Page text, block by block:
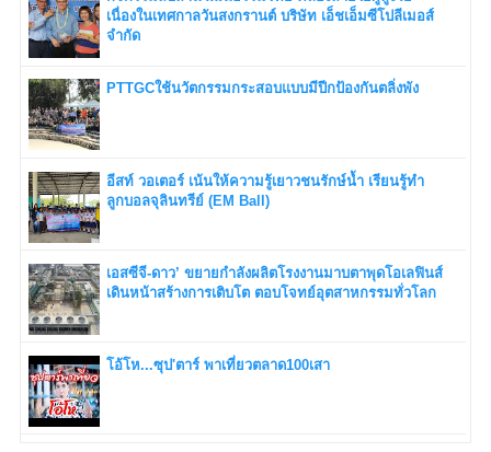
เนื่องในเทศกาลวันสงกรานต์ บริษัท เอ็ชเอ็มซีโปลีเมอส์
จำกัด
PTTGCใช้นวัตกรรมกระสอบแบบมีปีกป้องกันตลิ่งพัง
อีสท์ วอเตอร์ เน้นให้ความรู้เยาวชนรักษ์น้ำ เรียนรู้ทำ
ลูกบอลจุลินทรีย์ (EM Ball)
เอสซีจี-ดาว’ ขยายกำลังผลิตโรงงานมาบตาพุดโอเลฟินส์
เดินหน้าสร้างการเติบโต ตอบโจทย์อุตสาหกรรมทั่วโลก
โอ้โห...ซุป'ตาร์ พาเที่ยวตลาด100เสา